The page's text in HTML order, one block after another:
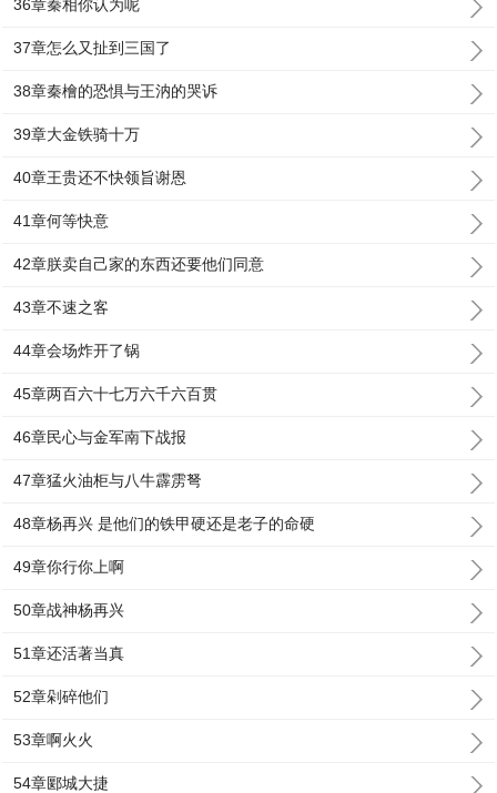
36章秦相你认为呢
37章怎么又扯到三国了
38章秦檜的恐惧与王汭的哭诉
39章大金铁骑十万
40章王贵还不快领旨谢恩
41章何等快意
42章朕卖自己家的东西还要他们同意
43章不速之客
44章会场炸开了锅
45章两百六十七万六千六百贯
46章民心与金军南下战报
47章猛火油柜与八牛霹雳弩
48章杨再兴 是他们的铁甲硬还是老子的命硬
49章你行你上啊
50章战神杨再兴
51章还活著当真
52章剁碎他们
53章啊火火
54章郾城大捷